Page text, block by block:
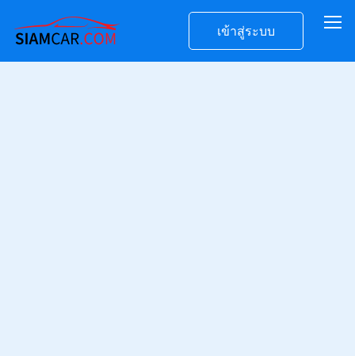
เข้าสู่ระบบ